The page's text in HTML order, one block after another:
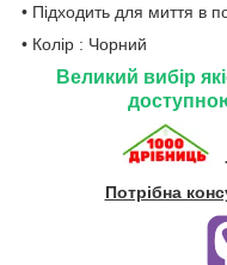
• Підходить для миття в
• Колір : Чорний
Великий вибір
Потрібна